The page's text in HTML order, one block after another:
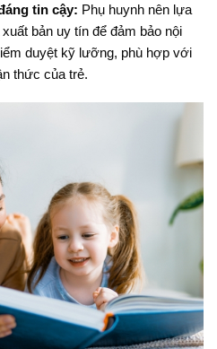
tin cậy: Phụ huynh nên lựa
bản uy tín để đảm bảo nội
duyệt kỹ lưỡng, phù hợp với
thức của trẻ.